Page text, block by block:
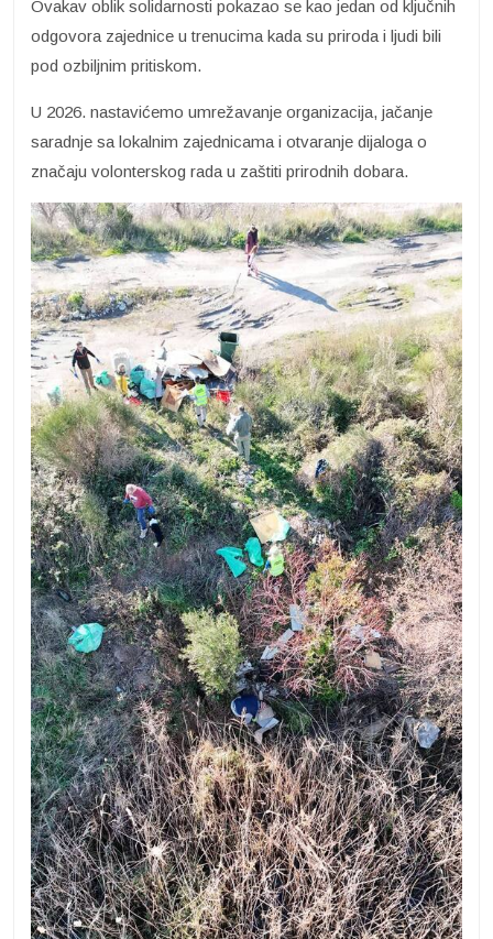
Ovakav oblik solidarnosti pokazao se kao jedan od ključnih
odgovora zajednice u trenucima kada su priroda i ljudi bili
pod ozbiljnim pritiskom.
U 2026. nastavićemo umrežavanje organizacija, jačanje
saradnje sa lokalnim zajednicama i otvaranje dijaloga o
značaju volonterskog rada u zaštiti prirodnih dobara.